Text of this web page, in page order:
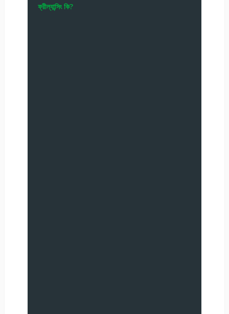
ফ্রীল্যান্সিং কি?